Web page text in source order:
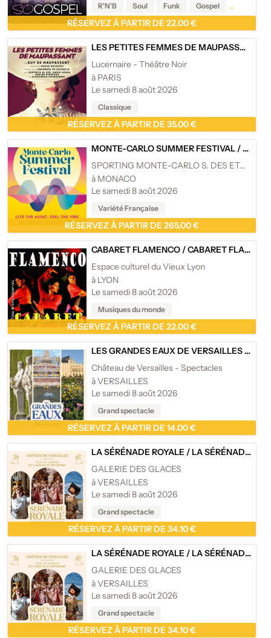
R'N'B Soul Funk Gospel
RÉSERVEZ À PARTIR DE 22.00 €
LES PETITES FEMMES DE MAUPASSANT
Lucernaire - Théâtre Noir
à PARIS
Le samedi 8 août 2026
Classique
RÉSERVEZ À PARTIR DE 35.00 €
MONTE-CARLO SUMMER FESTIVAL /
SPORTING MONTE-CARLO S. DES ETOILES
à MONACO
Le samedi 8 août 2026
Variété Française
RÉSERVEZ À PARTIR DE 265.00 €
CABARET FLAMENCO /CABARET FLAMENCO - ESPACE CULTUREL DU VIEUX LYON
Espace culturel du Vieux Lyon
à LYON
Le samedi 8 août 2026
Musiques du monde
RÉSERVEZ À PARTIR DE 22.00 €
LES GRANDES EAUX DE VERSAILLES
LES
Château de Versailles - Spectacles
à VERSAILLES
Le samedi 8 août 2026
Grand spectacle
RÉSERVEZ À PARTIR DE 14.00 €
LA SÉRÉNADE ROYALE /LA SÉRÉNADE ROYALE 2026 - LA GALERIE DES GLACES, CHÂTEAU DE VERSAILLES
GALERIE DES GLACES
à VERSAILLES
Le samedi 8 août 2026
Grand spectacle
RÉSERVEZ À PARTIR DE 34.10 €
LA SÉRÉNADE ROYALE /LA SÉRÉNADE ROYALE 2026 - LA GALERIE DES GLACES, CHÂTEAU DE VERSAILLES
GALERIE DES GLACES
à VERSAILLES
Le samedi 8 août 2026
Grand spectacle
RÉSERVEZ À PARTIR DE 34.10 €